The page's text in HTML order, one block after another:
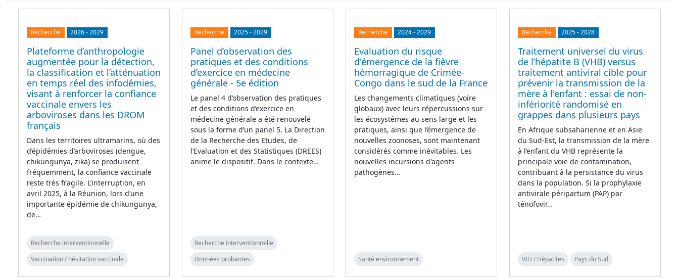
Recherche 2026-2029
Plateforme d’anthropologie
augmentée pour la détection,
la classification et l’atténuation
en temps réel des infodémies,
visant à renforcer la confiance
vaccinale envers les
arboviroses dans les DROM
français
Dans les territoires ultramarins, où des
d’épidémies d’arboviroses (dengue,
chikungunya, zika) se produisent
fréquemment, la confiance vaccinale
reste très fragile. L’interruption, en
avril 2025, à la Réunion, lors d’une
importante épidémie de chikungunya,
de…
Recherche interventionnelle
Vaccination / hésitation vaccinale
Recherche 2025-2029
Panel d’observation des
pratiques et des conditions
d’exercice en médecine
générale - 5e édition
Le panel 4 d’observation des pratiques
et des conditions d’exercice en
médecine générale a été renouvelé
sous la forme d’un panel 5. La Direction
de la Recherche des Etudes, de
l’Evaluation et des Statistiques (DREES)
anime le dispositif. Dans le contexte…
Recherche interventionnelle
Données probantes
Recherche 2024-2029
Evaluation du risque
d'émergence de la fièvre
hémorragique de Crimée-
Congo dans le sud de la France
Les changements climatiques (voire
globaux) avec leurs répercussions sur
les écosystèmes au sens large et les
pratiques, ainsi que l’émergence de
nouvelles zoonoses, sont maintenant
considérés comme inévitables. Les
nouvelles incursions d'agents
pathogènes…
Santé environnement
Recherche 2025-2028
Traitement universel du virus
de l’hépatite B (VHB) versus
traitement antiviral cible pour
prévenir la transmission de la
mère à l'enfant : essai de non-
infériorité randomisé en
grappes dans plusieurs pays
En Afrique subsaharienne et en Asie
du Sud-Est, la transmission de la mère
à l’enfant du VHB représente la
principale voie de contamination,
contribuant à la persistance du virus
dans la population. Si la prophylaxie
antivirale péripartum (PAP) par
ténofovir…
VIH / Hépatites Pays du Sud